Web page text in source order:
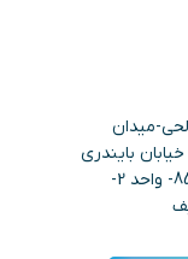
میدان
بایندری
ها- نبش دهبان-پلاک 85- واحد 2-